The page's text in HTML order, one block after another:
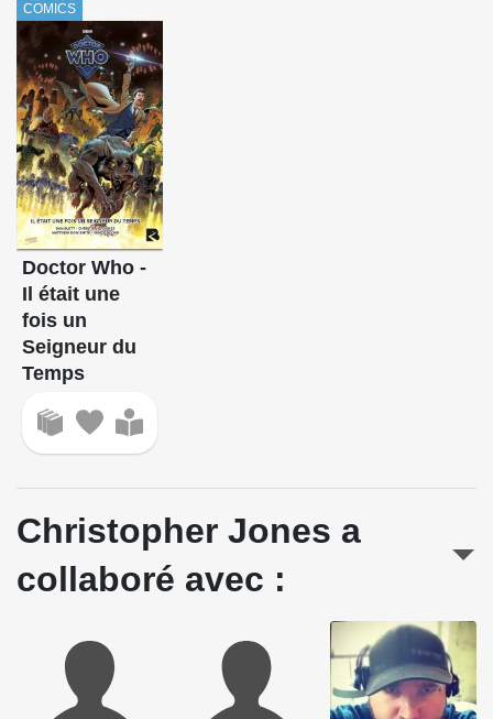
COMICS
Doctor Who -
Il était une
fois un
Seigneur du
Temps
Christopher Jones a
collaboré avec :